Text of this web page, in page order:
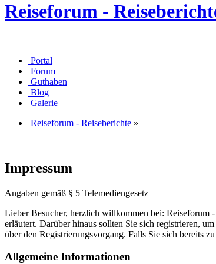
Reiseforum -
Portal
Forum
Guthaben
Blog
Galerie
Reiseforum - Reiseberichte »
Impressum
Angaben gemäß § 5 Telemediengesetz
Lieber Besucher, herzlich willkommen bei: Reiseforum
erläutert. Darüber hinaus sollten Sie sich registrieren,
über den Registrierungsvorgang. Falls Sie sich bereits
Allgemeine Informationen